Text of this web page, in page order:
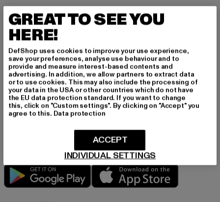
An welchen Produkten bist du interessiert?
MÄNNER
FRAUEN
E-MAIL
ANMELDEN
Informationen dazu, wie DefShop mit Deinen Daten umgeht, findest Du
Datenschutzerklärung lesen.
Play market
App store
GREAT TO SEE YOU
HERE!
DefShop uses cookies to improve your use experience,
save your preferences, analyse use behaviour and to
provide and measure interest-based contents and
advertising. In addition, we allow partners to extract data
or to use cookies. This may also include the processing of
your data in the USA or other countries which do not have
the EU data protection standard. If you want to change
this, click on "Custom settings". By clicking on "Accept" you
agree to this. Data protection
INDIVIDUAL SETTINGS
ACCEPT